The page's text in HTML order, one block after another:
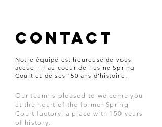
Contact
Notre équipe est heureuse de vous
accueillir au coeur de l'usine Spring
Court et de ses 150 ans d'histoire.
Our team is pleased to welcome you
at the heart of the former Spring
Court factory; a place with 150 years
of history.